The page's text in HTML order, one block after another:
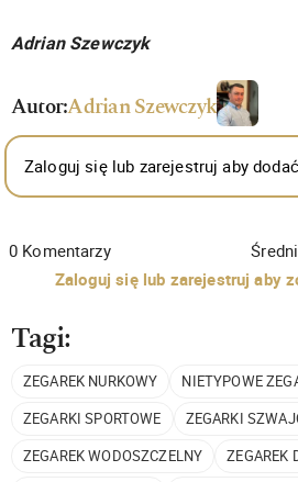
Adrian Szewczyk
Autor:Adrian Szewczyk
Zaloguj się lub zarejestruj aby
0 Komentarzy
Zaloguj się lub zarejestruj aby
Tagi:
ZEGAREK NURKOWY NIETYPOWE
ZEGARKI SPORTOWE
ZEGARKI
ZEGAREK WODOSZCZELNY
ZEGAREK